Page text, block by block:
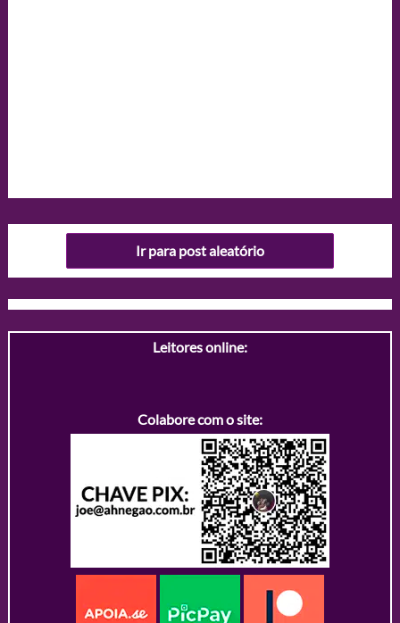
Ir para post aleatório
Leitores online:
Colabore com o site: